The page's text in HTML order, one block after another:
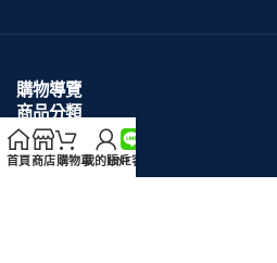
購物導覽
商品分類
熱銷品牌
客戶服務
首頁商店購物車我的賬戶
LINE客服